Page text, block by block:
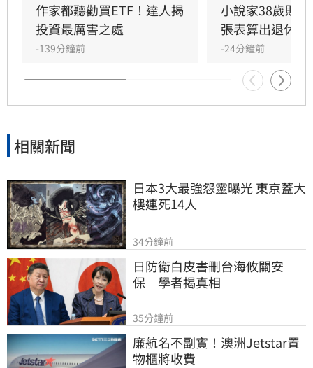
心不在於預測行情，而是相信市場並與之共同成
長。為推廣此理念，三立財經iNEWS將於8月15
日舉辦「不再選股必勝術」投資論壇，邀請周冠
男解析行為財務學與資產配置策略，協助投資人
在市場震盪中穩健獲利。活動名額有限，歡迎投
資人報名參加，掌握長期致富心法。
作家都聽勸買ETF！達人揭
投資最厲害之處
-139分鐘前
小說家38歲財
張表算出退休金
-24分鐘前
相關新聞
日本3大最強怨靈曝光 東京蓋大
樓連死14人
34分鐘前
日防衛白皮書刪台海攸關安
保　學者揭真相
35分鐘前
廉航名不副實！澳洲Jetstar置
物櫃將收費